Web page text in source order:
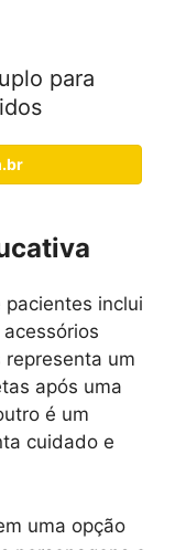
para
pacientes inclui
um
após uma
é um
cuidado e
uma opção